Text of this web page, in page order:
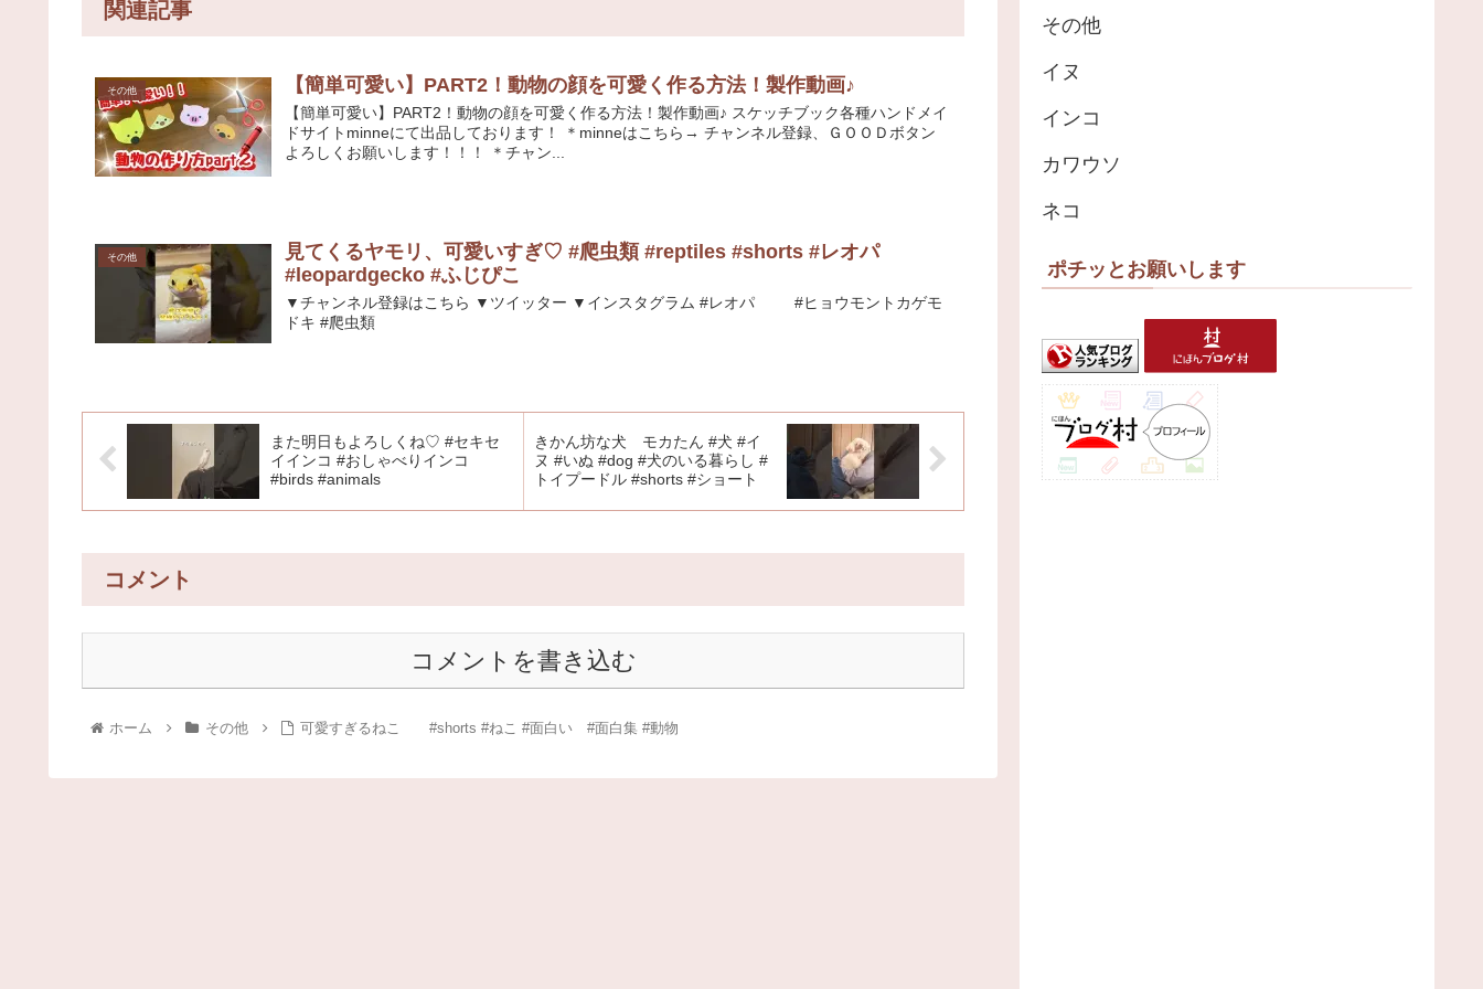
関連記事
その他 【簡単可愛い】PART2！動物の顔を可愛く作る方法！製作動画♪
【簡単可愛い】PART2！動物の顔を可愛く作る方法！製作動画♪ スケッチブック各種ハンドメイ
ドサイトminneにて出品しております！ ＊minneはこちら→ チャンネル登録、ＧＯＯＤボタン
よろしくお願いします！！！ ＊チャン...
その他
見てくるヤモリ、可愛いすぎ♡ #爬虫類 #reptiles #shorts #レオパ
#leopardgecko #ふじぴこ
▼チャンネル登録はこちら ▼ツイッター ▼インスタグラム #レオパ #ヒョウモントカゲモ
ドキ #爬虫類
また明日もよろしくね♡ #セキセ
イインコ #おしゃべりインコ
#birds #animals
きかん坊な犬 モカたん #犬 #イ
ヌ #いぬ #dog #犬のいる暮らし #
トイプードル #shorts #ショート
コメント
コメントを書き込む
ホーム その他 可愛すぎるねこ #shorts #ねこ #面白い #面白集 #動物
その他
イヌ
インコ
カワウソ
ネコ
ポチッとお願いします